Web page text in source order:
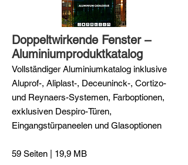
Doppeltwirkende Fenster –
Aluminiumproduktkatalog
Vollständiger Aluminiumkatalog inklusive
Aluprof-, Aliplast-, Deceuninck-, Cortizo-
und Reynaers-Systemen, Farboptionen,
exklusiven Despiro-Türen,
Eingangstürpaneelen und Glasoptionen
59 Seiten | 19,9 MB